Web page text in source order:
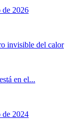
2026
invisible del calor
en el...
2024